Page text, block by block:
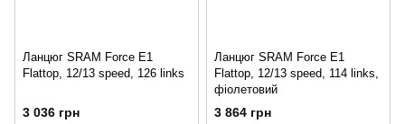
Ланцюг SRAM Force E1
Flattop, 12/13 speed, 126 links
3 036 грн
Ланцюг SRAM Force E1
Flattop, 12/13 speed, 114 links,
фіолетовий
3 864 грн